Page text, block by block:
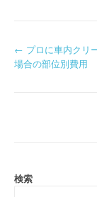
P
a
← プロに車内クリ
場合の部位別費用
検索